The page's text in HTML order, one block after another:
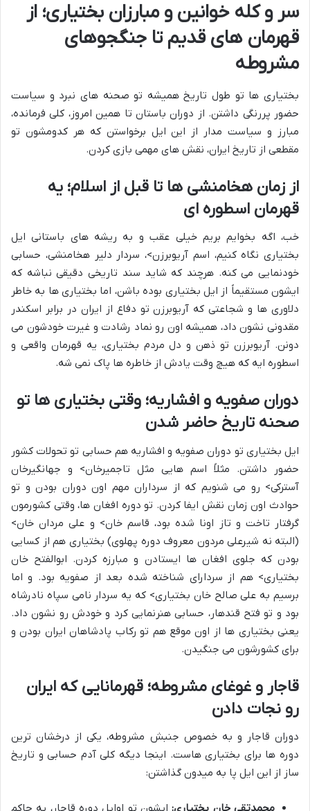
سر و کله خوانین و مبارزان بختیاری؛ از
قهرمان های قدیم تا جنگجوهای
مشروطه
بختیاری ها تو طول تاریخ همیشه تو صحنه های نبرد و سیاست
حضور پررنگی داشتن. از دوران باستان تا همین امروز، کلی فرمانده،
مبارز و سیاست مدار از این ایل برخواستن که هر کدومشون تو
مقطعی از تاریخ ایران، نقش های مهمی بازی کردن.
از زمان هخامنشی ها تا قبل از اسلام؛ یه
قهرمان اسطوره ای
خب، اگه بخوایم بریم خیلی عقب و به ریشه های باستانی ایل
بختیاری نگاه کنیم، اسم آریوبرزن>، سردار دلیر هخامنشی، حسابی
خودنمایی می کنه. هرچند که شاید سند تاریخی دقیقی نباشه که
ایشون مستقیماً از ایل بختیاری بوده باشن، اما بختیاری ها به خاطر
دلاوری ها و شجاعتی که آریوبرزن تو دفاع از ایران در برابر اسکندر
مقدونی نشون داد، همیشه اون رو نماد رشادت و غیرت خودشون می
دونن. آریوبرزن تو ذهن و دل مردم بختیاری، یه قهرمان واقعی و
اسطوره ایه که هیچ وقت یادش از خاطره ها پاک نمی شه.
دوران صفویه و افشاریه؛ وقتی بختیاری ها تو
صحنه تاریخ حاضر شدن
ایل بختیاری تو دوران صفویه و افشاریه هم حسابی تو تحولات کشور
حضور داشتن. مثلاً اسم هایی مثل تاجمیرخان> و جهانگیرخان
آسترکی> رو می شنویم که از سرداران مهم اون دوران بودن و تو
حوادث اون زمان نقش ایفا کردن. تو دوره افغان ها، وقتی کشورمون
گرفتار تاخت و تاز اونا شده بود، قاسم خان> و علی مردان خان>
(البته نه شیرعلی مردون معروف دوره پهلوی) بختیاری هم از کسایی
بودن که جلوی افغان ها ایستادن و مبارزه کردن. ابوالفتح خان
بختیاری> هم از سردارای شناخته شده بعد از صفویه بود. و اما
برسیم به علی صالح خان بختیاری> که یه سردار نامی سپاه نادرشاه
بود و تو فتح قندهار، حسابی هنرنمایی کرد و خودش رو نشون داد.
یعنی بختیاری ها از اون موقع هم تو رکاب پادشاهان ایران بودن و
برای کشورشون می جنگیدن.
قاجار و غوغای مشروطه؛ قهرمانایی که ایران
رو نجات دادن
دوران قاجار و به خصوص جنبش مشروطه، یکی از درخشان ترین
دوره ها برای بختیاری هاست. اینجا دیگه کلی آدم حسابی و تاریخ
ساز از این ایل پا به میدون گذاشتن: